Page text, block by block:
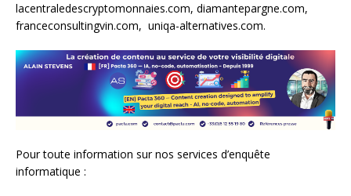
lacentraledescryptomonnaies.com, diamantepargne.com,
franceconsultingvin.com, uniqa-alternatives.com.
Pour toute information sur nos services d’enquête
informatique :